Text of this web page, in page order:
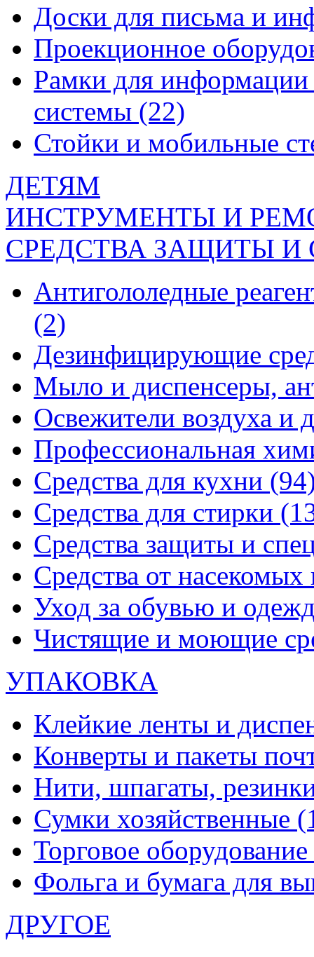
Доски для письма и
Проекционное
Рамки для
системы (22)
Стойки и мобильные
ДЕТЯМ
ИНСТРУМЕНТЫ И
СРЕДСТВА ЗАЩИТЫ
Антигололедные
(2)
Дезинфицирующие
Мыло и диспенсеры,
Освежители воздуха и
Профессиональная
Средства для кухни
Средства для стирки
Средства защиты и
Средства от
Уход за обувью и
Чистящие и моющие
УПАКОВКА
Клейкие ленты и
Конверты и пакеты
Нити, шпагаты,
Сумки хозяйственные
Торговое оборудование
Фольга и бумага для
ДРУГОЕ